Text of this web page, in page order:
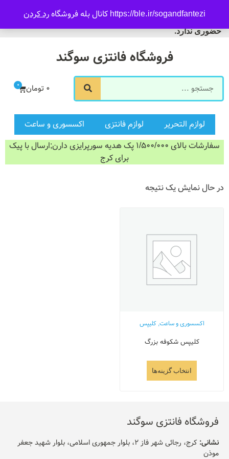
https://ble.ir/sogandfantezi کانال بله فروشگاه رد کردن
فروشگاه سوگند فروش
حضوری ندارد.
ورود/ثبت نام
فروشگاه فانتزی سوگند
0 تومان 0
لوازم التحریر لوازم فانتزی
اکسسوری و ساعت
سفارشات بالای 1/500/000 پک هدیه سورپرایزی دارن;ارسال با پیک
برای کرج
در حال نمایش یک نتیجه
اکسسوری و ساعت,کلیپس
کلیپس شکوفه بزرگ
انتخاب گزینه‌ها
فروشگاه فانتزی سوگند
نشانی:
کرج، رجائی شهر فاز 2، بلوار جمهوری اسلامی، بلوار شهید جعفر
موذن